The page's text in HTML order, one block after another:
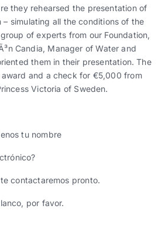
they rehearsed the presentation of
– simulating all the conditions of the
of experts from our Foundation,
Candia, Manager of Water and
them in their presentation. The
award and a check for €5,000 from
Victoria of Sweden.
tu nombre
contactaremos pronto.
por favor.